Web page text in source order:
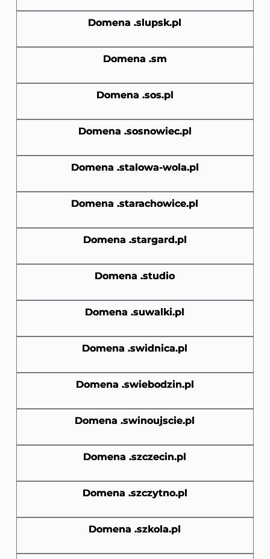
Domena .slupsk.pl
Domena .sm
Domena .sos.pl
Domena .sosnowiec.pl
Domena .stalowa-wola.pl
Domena .starachowice.pl
Domena .stargard.pl
Domena .studio
Domena .suwalki.pl
Domena .swidnica.pl
Domena .swiebodzin.pl
Domena .swinoujscie.pl
Domena .szczecin.pl
Domena .szczytno.pl
Domena .szkola.pl